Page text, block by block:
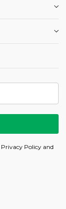
Privacy Policy and